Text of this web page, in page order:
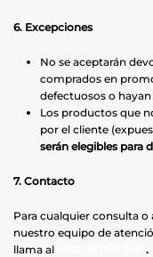
6. Excepciones
No se aceptarán
comprados en
defectuosos o
Los productos que
por el cliente
serán elegibles para
7. Contacto
Para cualquier consulta
nuestro equipo de
llama al
.